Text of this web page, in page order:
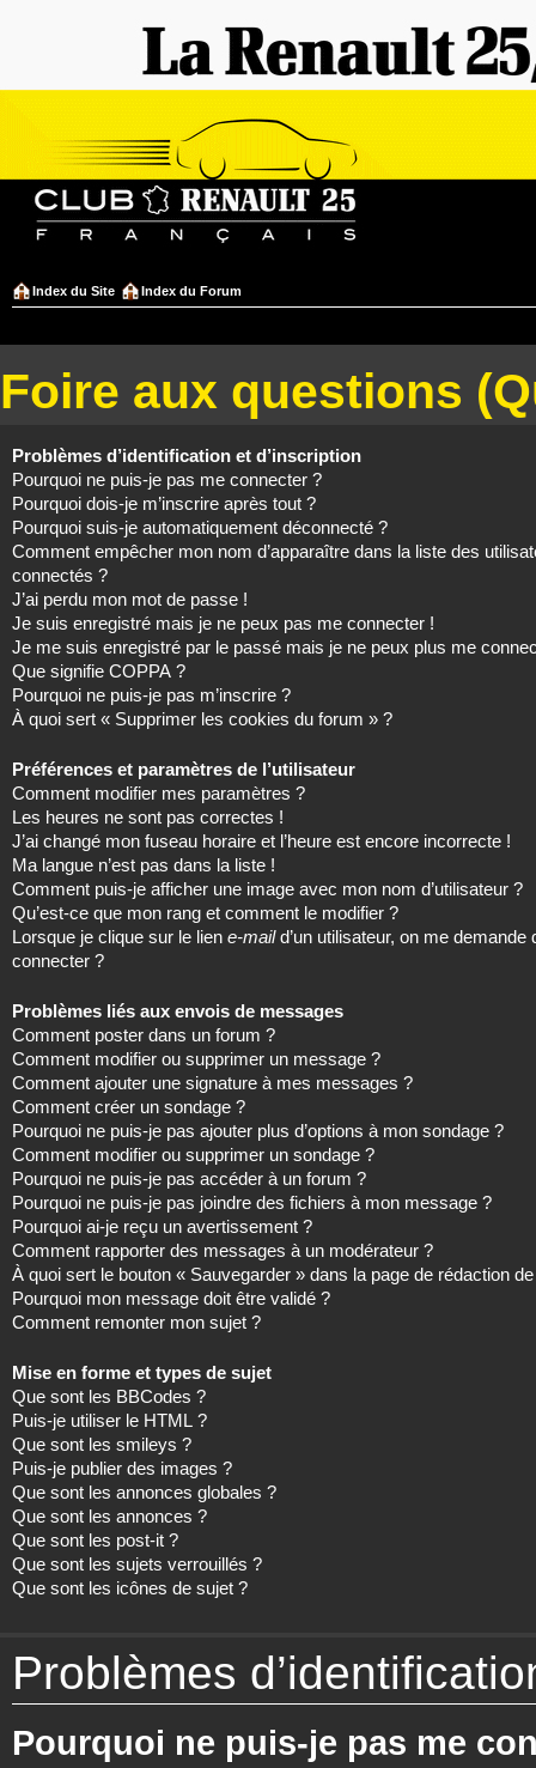
Index du Site Index du Forum
Foire aux questions
Problèmes d’identification et d’inscription
Pourquoi ne puis-je pas me connecter ?
Pourquoi dois-je m’inscrire après tout ?
Pourquoi suis-je automatiquement déconnecté ?
Comment empêcher mon nom d’apparaître dans la liste des
connectés ?
J’ai perdu mon mot de passe !
Je suis enregistré mais je ne peux pas me connecter !
Je me suis enregistré par le passé mais je ne peux plus me
Que signifie COPPA ?
Pourquoi ne puis-je pas m’inscrire ?
À quoi sert « Supprimer les cookies du forum » ?
Préférences et paramètres de l’utilisateur
Comment modifier mes paramètres ?
Les heures ne sont pas correctes !
J’ai changé mon fuseau horaire et l’heure est encore incorrecte !
Ma langue n’est pas dans la liste !
Comment puis-je afficher une image avec mon nom d’utilisateur ?
Qu’est-ce que mon rang et comment le modifier ?
Lorsque je clique sur le lien e-maild’un utilisateur, on me demande
connecter ?
Problèmes liés aux envois de messages
Comment poster dans un forum ?
Comment modifier ou supprimer un message ?
Comment ajouter une signature à mes messages ?
Comment créer un sondage ?
Pourquoi ne puis-je pas ajouter plus d’options à mon sondage ?
Comment modifier ou supprimer un sondage ?
Pourquoi ne puis-je pas accéder à un forum ?
Pourquoi ne puis-je pas joindre des fichiers à mon message ?
Pourquoi ai-je reçu un avertissement ?
Comment rapporter des messages à un modérateur ?
À quoi sert le bouton « Sauvegarder » dans la page de rédaction
Pourquoi mon message doit être validé ?
Comment remonter mon sujet ?
Mise en forme et types de sujet
Que sont les BBCodes ?
Puis-je utiliser le HTML ?
Que sont les smileys ?
Puis-je publier des images ?
Que sont les annonces globales ?
Que sont les annonces ?
Que sont les post-it ?
Que sont les sujets verrouillés ?
Que sont les icônes de sujet ?
Problèmes
Pourquoi ne puis-je pas me